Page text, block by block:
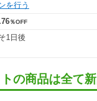
を行う
％OFF
1日後
の商品は全て新